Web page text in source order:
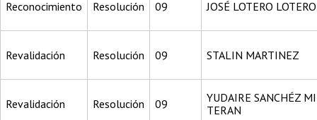
Reconocimiento Resolución 09 JOSÉ LOTERO LOTERO
Revalidación Resolución 09 STALIN MARTINEZ
Revalidación Resolución 09
YUDAIRE SANCHÉZ
TERAN